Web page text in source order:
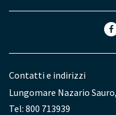
Contatti e indirizzi
Lungomare Nazario
Tel: 800 713939